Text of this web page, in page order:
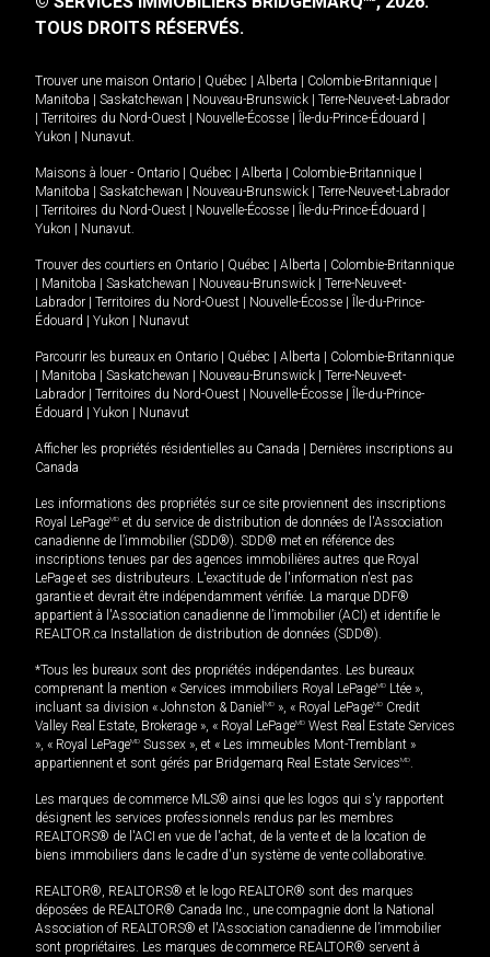
TOUS DROITS RÉSERVÉS.
Trouver une maison Ontario Québec Alberta Colombie-Britannique
Manitoba
Saskatchewan Nouveau-Brunswick
Terre-Neuve-et-Labrador
Territoires du Nord-Ouest Nouvelle-Écosse Île-du-Prince-Édouard
Yukon
Nunavut.
Maisons à louer - Ontario Québec Alberta Colombie-Britannique
Manitoba
Saskatchewan Nouveau-Brunswick
Terre-Neuve-et-Labrador
Territoires du Nord-Ouest Nouvelle-Écosse Île-du-Prince-Édouard
Yukon
Nunavut.
Trouver des courtiers en Ontario Québec Alberta
Colombie-Britannique
Manitoba Saskatchewan Nouveau-Brunswick
Terre-Neuve-et-
Labrador
Territoires du Nord-Ouest Nouvelle-Écosse
Île-du-Prince-
Édouard
Yukon Nunavut
Parcourir les bureaux en Ontario Québec Alberta
Colombie-Britannique
Manitoba Saskatchewan Nouveau-Brunswick
Terre-Neuve-et-
Labrador
Territoires du Nord-Ouest Nouvelle-Écosse
Île-du-Prince-
Édouard
Yukon Nunavut
Afficher les propriétés résidentielles au Canada
Dernières inscriptions au
Canada
Les informations des propriétés sur ce site proviennent des inscriptions
Royal LePageMD et du service de distribution de données de l'Association
canadienne de l’immobilier (SDD®). SDD® met en référence des
inscriptions tenues par des agences immobilières autres que Royal
LePage et ses distributeurs. L'exactitude de l'information n'est pas
garantie et devrait être indépendamment vérifiée. La marque DDF®
appartient à l'Association canadienne de l’immobilier (ACI) et identifie le
REALTOR.ca Installation de distribution de données (SDD®).
*Tous les bureaux sont des propriétés indépendantes. Les bureaux
comprenant la mention « Services immobiliers Royal LePageMD Ltée »,
incluant sa division « Johnston & Daniel MD », « Royal LePageMD Credit
Valley Real Estate, Brokerage », « Royal LePageMD West Real Estate Services
», « Royal LePageMD Sussex », et « Les immeubles Mont-Tremblant »
appartiennent et sont gérés par Bridgemarq Real Estate ServicesMD.
Les marques de commerce MLS® ainsi que les logos qui s'y rapportent
désignent les services professionnels rendus par les membres
REALTORS® de l'ACI en vue de l'achat, de la vente et de la location de
biens immobiliers dans le cadre d'un système de vente collaborative.
REALTOR®, REALTORS® et le logo REALTOR® sont des marques
déposées de REALTOR® Canada Inc., une compagnie dont la National
Association of REALTORS® et l'Association canadienne de l’immobilier
sont propriétaires. Les marques de commerce REALTOR® servent à